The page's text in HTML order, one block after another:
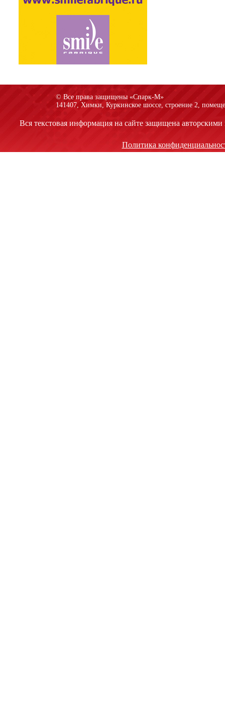
© Все права защищены «Спарк-M»
141407, Химки, Куркинское шоссе, строение 2,
Вся текстовая информация на сайте защищена
Политика